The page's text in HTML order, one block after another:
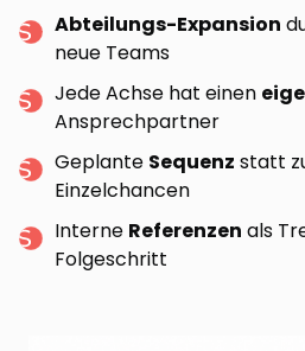
Abteilungs-Expansion
neue Teams
Jede Achse hat einen
Ansprechpartner
Geplante Sequenz statt
Einzelchancen
Interne Referenzen als
Folgeschritt